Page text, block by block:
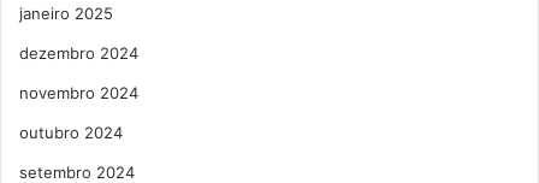
janeiro 2025
dezembro 2024
novembro 2024
outubro 2024
setembro 2024